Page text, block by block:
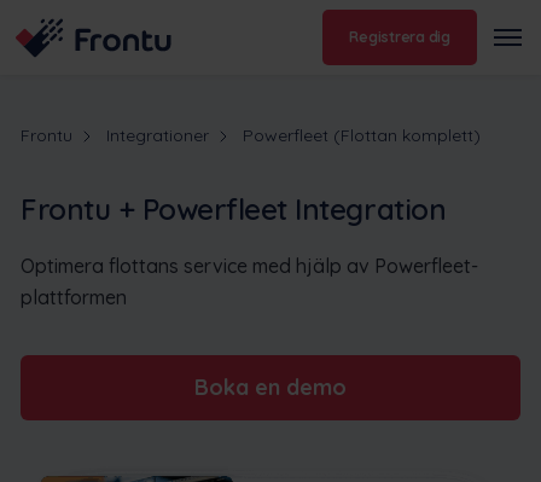
Registrera dig
Frontu Integrationer Powerfleet (Flottan komplett)
Frontu + Powerfleet Integration
Optimera flottans service med hjälp av Powerfleet-
plattformen
Boka en demo